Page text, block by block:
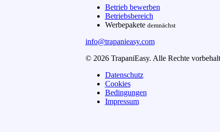
Betrieb bewerben
Betriebsbereich
Werbepakete demnächst
info@trapanieasy.com
© 2026 TrapaniEasy. Alle Rechte
Datenschutz
Cookies
Bedingungen
Impressum